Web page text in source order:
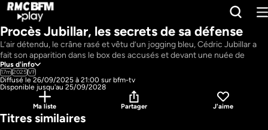
Procès Jubillar, les secrets de sa défense
L’air détendu, le crâne rasé et vêtu d’un jogging bleu, Cédric Jubillar a
fait son apparition dans le box des accusés et devant une nuée de
caméra ce lundi 22 septembre. Pendant 20 jours il va être jugé pour le
meurtre supposé de son épouse Delphine Jubillar. Une affaire, sans
corps et sans aveux loin d’être jouée d’avance d’autant que Cédric
Jubillar peut compter sur ses avocats qui se montrent très offensifs :
les gendarmes auditionnés sont parfois mis en difficulté par leurs
questions, la personnalité de leur client est défendue avec vigueur, et
Plus d'info
17m2025VF
Diffusé le 26/09/2025 à 21:00 sur bfm-tv
Disponible jusqu'au 25/09/2028
Ma liste Partager J'aime
Titres similaires